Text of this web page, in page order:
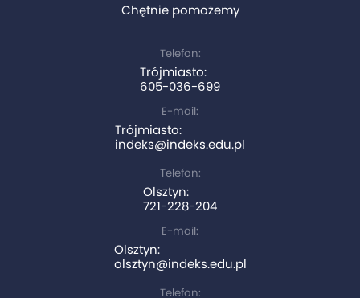
Chętnie pomożemy
Telefon:
Trójmiasto:
605-036-699
E-mail:
Trójmiasto:
indeks@indeks.edu.pl
Telefon:
Olsztyn:
721-228-204
E-mail:
Olsztyn:
olsztyn@indeks.edu.pl
Telefon: